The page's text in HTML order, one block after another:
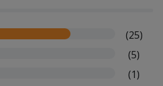
(25)
(5)
(1)